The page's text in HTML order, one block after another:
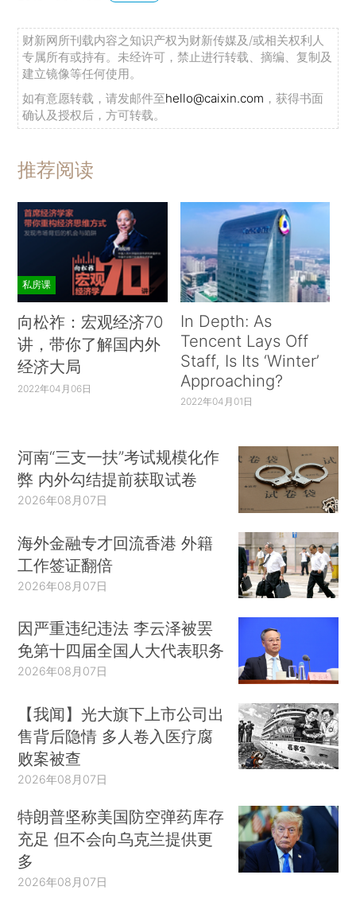
财新网所刊载内容之知识产权为财新传媒及/或相关权利人
专属所有或持有。未经许可，禁止进行转载、摘编、复制及
建立镜像等任何使用。
如有意愿转载，请发邮件至hello@caixin.com ，获得书面
确认及授权后，方可转载。
推荐阅读
私房课
向松祚：宏观经济70
讲，带你了解国内外
经济大局
2022年04月06日
In Depth: As
Tencent Lays Off
Staff, Is Its ‘Winter’
Approaching?
2022年04月01日
河南“三支一扶”考试规模化作
弊 内外勾结提前获取试卷
2026年08月07日
海外金融专才回流香港 外籍
工作签证翻倍
2026年08月07日
因严重违纪违法 李云泽被罢
免第十四届全国人大代表职务
2026年08月07日
【我闻】光大旗下上市公司出
售背后隐情 多人卷入医疗腐
败案被查
2026年08月07日
特朗普坚称美国防空弹药库存
充足 但不会向乌克兰提供更
多
2026年08月07日